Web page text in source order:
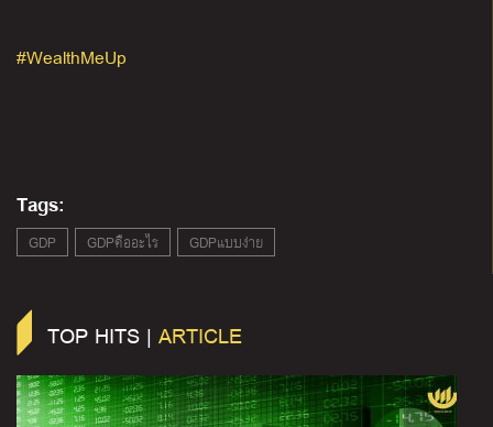
#WealthMeUp
Tags:
GDP GDPคืออะไร GDPแบบง่าย
TOP HITS | ARTICLE